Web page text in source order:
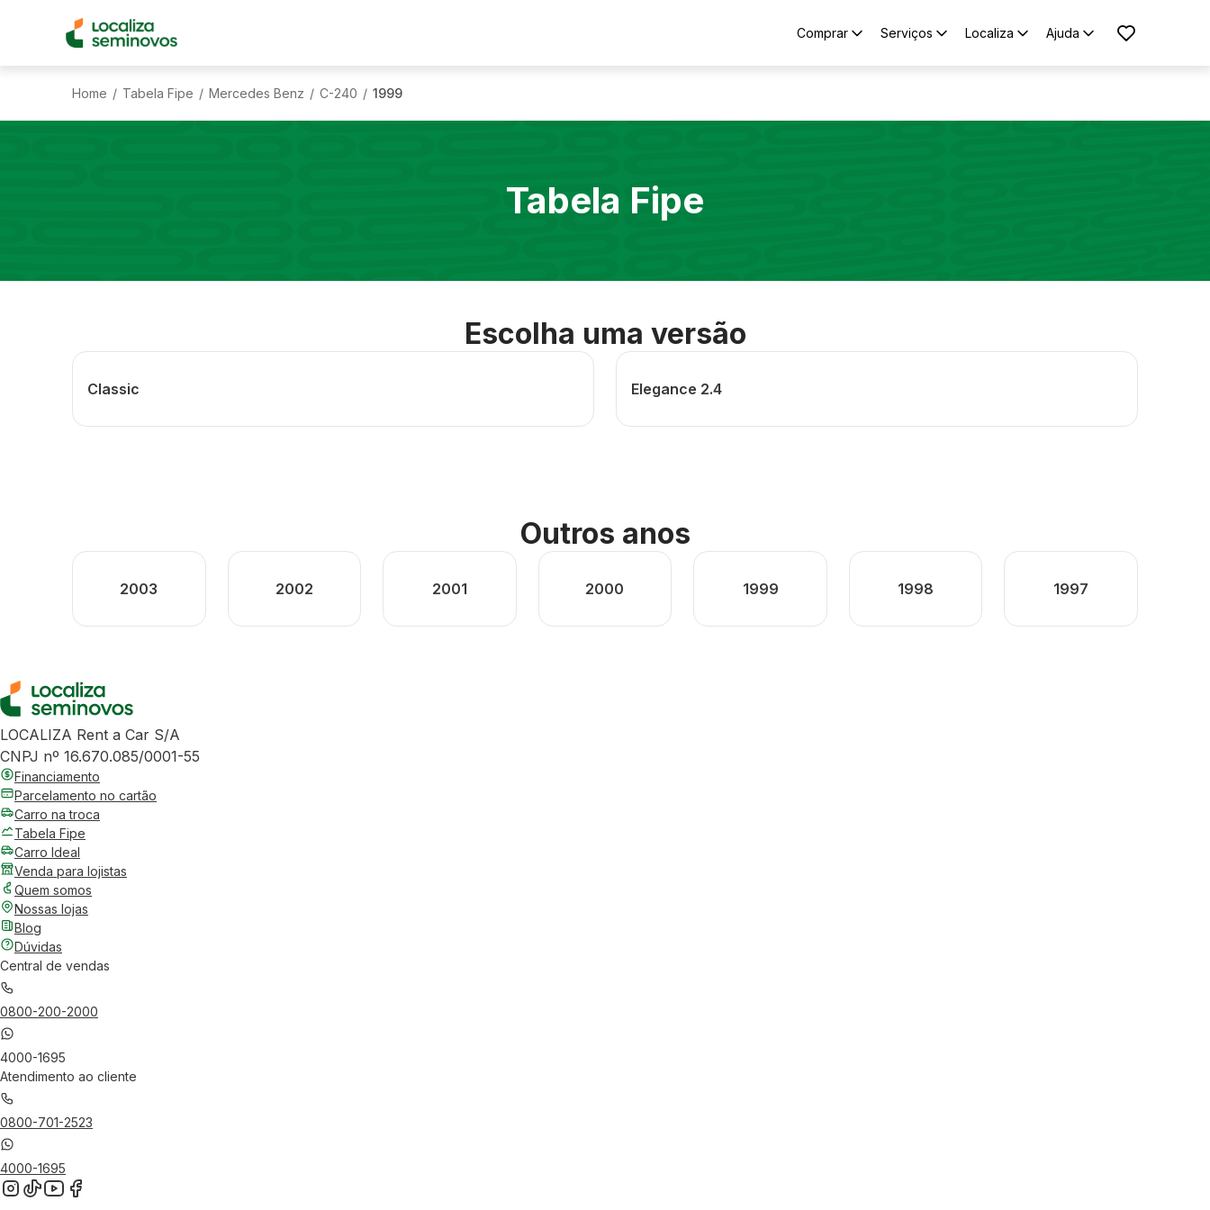
Comprar Serviços Localiza Ajuda
Home / Tabela Fipe / Mercedes Benz / C-240 / 1999
Tabela Fipe
Escolha uma versão
Classic Elegance 2.4
Outros anos
2003 2002 2001 2000 1999 1998 1997
LOCALIZA Rent a Car S/A
CNPJ nº 16.670.085/0001-55
Financiamento
Parcelamento no cartão
Carro na troca
Tabela Fipe
Carro Ideal
Venda para lojistas
Quem somos
Nossas lojas
Blog
Dúvidas
Central de vendas
0800-200-2000
4000-1695
Atendimento ao cliente
0800-701-2523
4000-1695